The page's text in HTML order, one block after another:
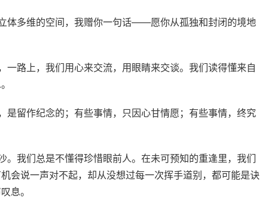
体多维的空间，我赠你一句话――愿你从孤独和封闭的境地
一路上，我们用心来交流，用眼睛来交谈。我们读得懂来自
是留作纪念的；有些事情，只因心甘情愿；有些事情，终究
。我们总是不懂得珍惜眼前人。在未可预知的重逢里，我们
会说一声对不起，却从没想过每一次挥手道别，都可能是诀
息。